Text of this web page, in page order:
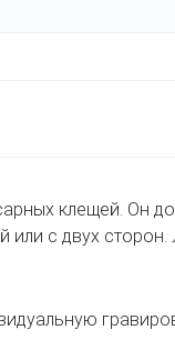
клещей. Он
или с двух